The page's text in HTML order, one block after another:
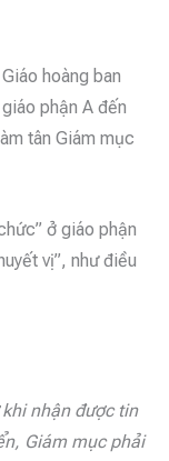
hoàng ban
phận A đến
tân Giám mục
ở giáo phận
vị”, như điều
nhận được tin
Giám mục phải